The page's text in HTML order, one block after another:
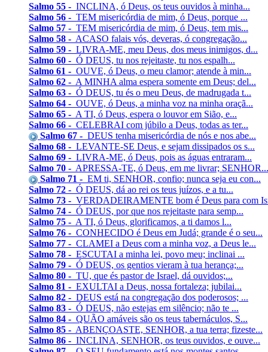
Salmo 55 - INCLINA, ó Deus, os teus ouvidos à minha...
Salmo 56 - TEM misericórdia de mim, ó Deus, porque ...
Salmo 57 - TEM misericórdia de mim, ó Deus, tem mis...
Salmo 58 - ACASO falais vós, deveras, ó congregação...
Salmo 59 - LIVRA-ME, meu Deus, dos meus inimigos, d...
Salmo 60 - Ó DEUS, tu nos rejeitaste, tu nos espalh...
Salmo 61 - OUVE, ó Deus, o meu clamor; atende à min...
Salmo 62 - A MINHA alma espera somente em Deus; del...
Salmo 63 - Ó DEUS, tu és o meu Deus, de madrugada t...
Salmo 64 - OUVE, ó Deus, a minha voz na minha oraçã...
Salmo 65 - A TI, ó Deus, espera o louvor em Sião, e...
Salmo 66 - CELEBRAI com júbilo a Deus, todas as ter...
Salmo 67 - DEUS tenha misericórdia de nós e nos abe...
Salmo 68 - LEVANTE-SE Deus, e sejam dissipados os s...
Salmo 69 - LIVRA-ME, ó Deus, pois as águas entraram...
Salmo 70 - APRESSA-TE, ó Deus, em me livrar; SENHOR...
Salmo 71 - EM ti, SENHOR, confio; nunca seja eu con...
Salmo 72 - Ó DEUS, dá ao rei os teus juízos, e a tu...
Salmo 73 - VERDADEIRAMENTE bom é Deus para com
Salmo 74 - Ó DEUS, por que nos rejeitaste para semp...
Salmo 75 - A TI, ó Deus, glorificamos, a ti damos l...
Salmo 76 - CONHECIDO é Deus em Judá; grande é o seu...
Salmo 77 - CLAMEI a Deus com a minha voz, a Deus le...
Salmo 78 - ESCUTAI a minha lei, povo meu; inclinai ...
Salmo 79 - Ó DEUS, os gentios vieram à tua herança;...
Salmo 80 - TU, que és pastor de Israel, dá ouvidos;...
Salmo 81 - EXULTAI a Deus, nossa fortaleza; jubilai...
Salmo 82 - DEUS está na congregação dos poderosos; ...
Salmo 83 - Ó DEUS, não estejas em silêncio; não te ...
Salmo 84 - QUÃO amáveis são os teus tabernáculos, S...
Salmo 85 - ABENÇOASTE, SENHOR, a tua terra; fizeste...
Salmo 86 - INCLINA, SENHOR, os teus ouvidos, e ouve...